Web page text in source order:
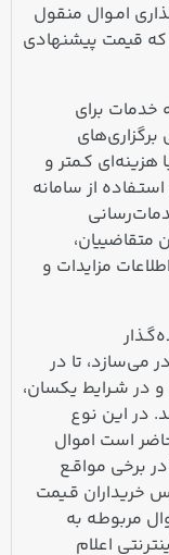
امـوال منقول
که قیمت پیشنهادی
خدمات برای
هزینه‌ای کـمتر و
از سامانه
متقاضییان،
مزایدات و
می‌سازد، تا در
و در شـرایط یکسان،
در این نوع
است اموال
برخی مواقـع
خریداران قـیمت
مربوطـه به
اعلام